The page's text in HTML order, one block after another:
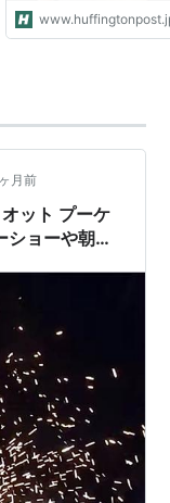
月前
ット プーケ
ショーや朝食